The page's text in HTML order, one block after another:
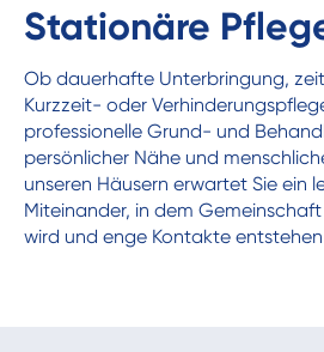
Stationäre
Ob dauerhafte Unterbringung,
Kurzzeit- oder
professionelle Grund- und
persönlicher Nähe und
unseren Häusern erwartet Sie ein
Miteinander, in dem
wird und enge Kontakte